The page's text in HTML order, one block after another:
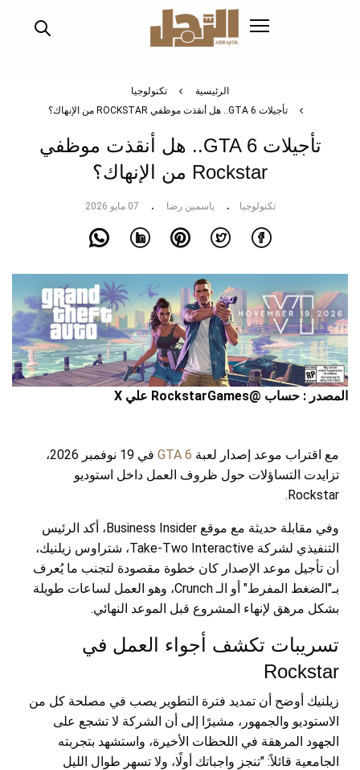
الرئيسية
تكنولوجيا
تأجيلات GTA 6.. هل أنقذت موظفي ROCKSTAR من الإنهاك؟
تأجيلات GTA 6.. هل أنقذت موظفي
Rockstar من الإنهاك؟
تكنولوجيا ياسمين رضا 07 مايو 2026
المصدر : حساب @RockstarGames علي X
مع اقتراب موعد إصدار لعبة GTA 6
في 19 نوفمبر 2026،
تزايدت التساؤلات حول ظروف العمل داخل استوديو
Rockstar.
وفي مقابلة حديثة مع موقع Business Insider، أكد الرئيس
التنفيذي لشركة Take-Two Interactive، شتراوس زيلنيك،
أن تأجيل موعد الإصدار كان خطوة مقصودة لتجنب ما يُعرف
بـ"الضغط المفرط" أو الـ Crunch، وهو العمل لساعات طويلة
بشكل مرهق لإنهاء المشروع قبل الموعد النهائي.
تسريبات تكشف أجواء العمل في
Rockstar
زيلنيك أوضح أن تمديد فترة التطوير يصب في مصلحة كل من
الاستوديو والجمهور، مشيرًا إلى أن الشركة لا تشجع على
الجهود المرهقة في اللحظات الأخيرة، واستشهد بتجربته
الجامعية قائلاً: "تنجز واجباتك أولًا، ولا تسهر طوال الليل